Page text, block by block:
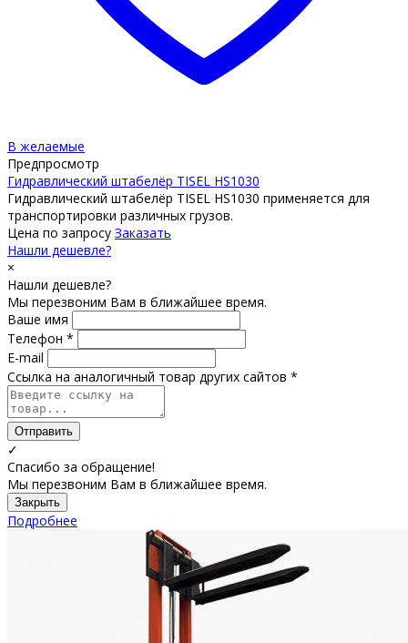
В желаемые
Предпросмотр
Гидравлический штабелёр TISEL HS1030
Гидравлический штабелёр TISEL HS1030 применяется для
транспортировки различных грузов.
Цена по запросу Заказать
Нашли дешевле?
×
Нашли дешевле?
Мы перезвоним Вам в ближайшее время.
Ваше имя
Телефон *
E-mail
Ссылка на аналогичный товар других сайтов *
Отправить
✓
Спасибо за обращение!
Мы перезвоним Вам в ближайшее время.
Закрыть
Подробнее